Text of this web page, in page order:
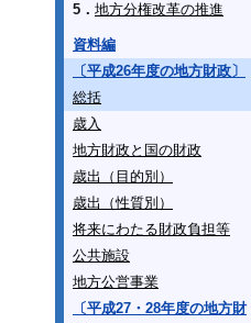
5． 地方分権改革の推進
資料編
〔平成26年度の地方財政〕
総括
歳入
地方財政と国の財政
歳出（目的別）
歳出（性質別）
将来にわたる財政負担等
公共施設
地方公営事業
〔平成27・28年度の地方財